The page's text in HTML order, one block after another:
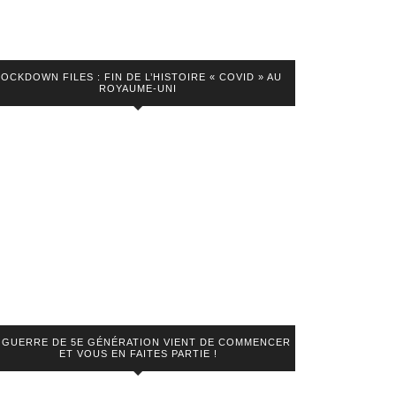
FILES : FIN DE L’HISTOIRE « COVID » AU
ROYAUME-UNI
GUERRE DE 5E GÉNÉRATION VIENT DE COMMENCER
ET VOUS EN FAITES PARTIE !